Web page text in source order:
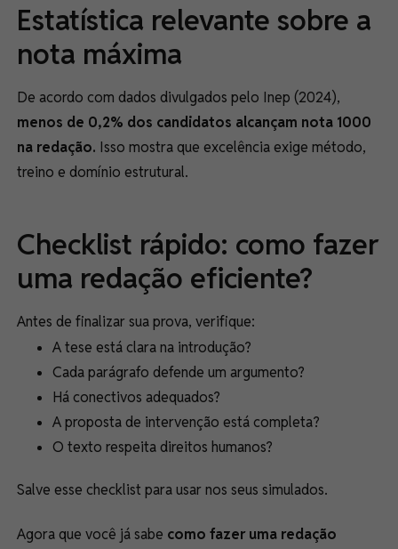
Estatística relevante sobre a
nota máxima
De acordo com dados divulgados pelo Inep (2024),
menos de 0,2% dos candidatos alcançam nota 1000
na redação. Isso mostra que excelência exige método,
treino e domínio estrutural.
Checklist rápido: como fazer
uma redação eficiente?
Antes de finalizar sua prova, verifique:
A tese está clara na introdução?
Cada parágrafo defende um argumento?
Há conectivos adequados?
A proposta de intervenção está completa?
O texto respeita direitos humanos?
Salve esse checklist para usar nos seus simulados.
Agora que você já sabe como fazer uma redação